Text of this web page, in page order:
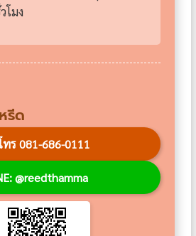
โมง
รีด
ทร 081-686-0111
@reedthamma